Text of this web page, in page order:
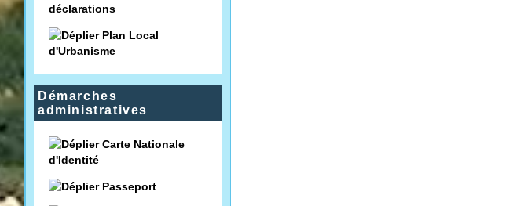
déclarations
Plan Local
d'Urbanisme
Démarches
administratives
Carte Nationale
d'Identité
Passeport